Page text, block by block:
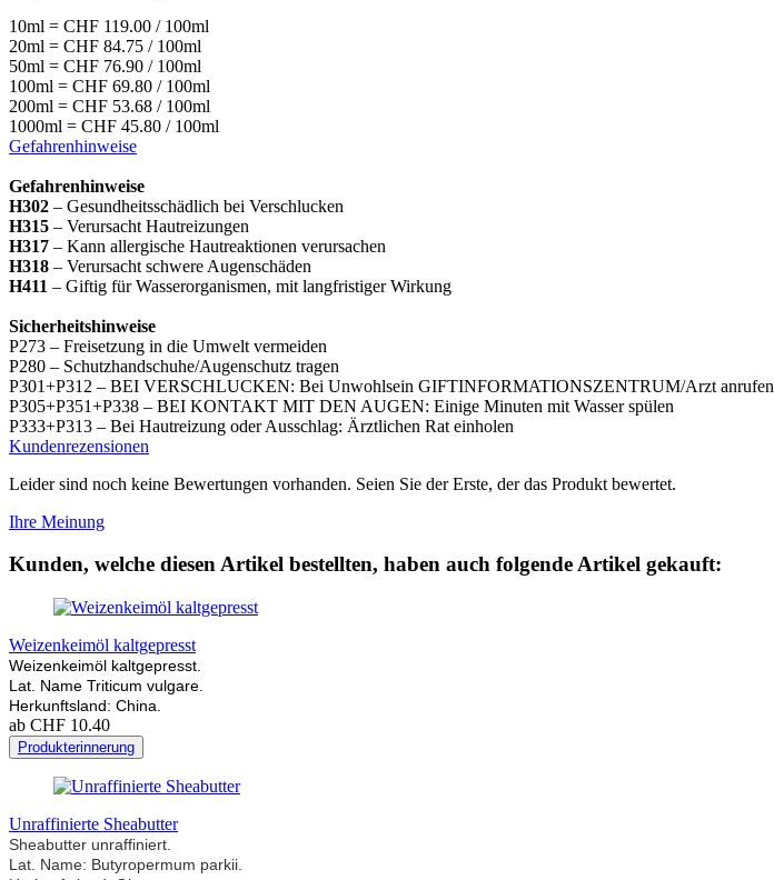
10ml = CHF 119.00 / 100ml
20ml = CHF 84.75 / 100ml
50ml = CHF 76.90 / 100ml
100ml = CHF 69.80 / 100ml
200ml = CHF 53.68 / 100ml
1000ml = CHF 45.80 / 100ml
Gefahrenhinweise
Gefahrenhinweise
H302 – Gesundheitsschädlich bei Verschlucken
H315 – Verursacht Hautreizungen
H317 – Kann allergische Hautreaktionen verursachen
H318 – Verursacht schwere Augenschäden
H411 – Giftig für Wasserorganismen, mit langfristiger Wirkung
Sicherheitshinweise
P273 – Freisetzung in die Umwelt vermeiden
P280 – Schutzhandschuhe/Augenschutz tragen
P301+P312 – BEI VERSCHLUCKEN: Bei Unwohlsein GIFTINFORMATIONSZENTRUM/Arzt anrufen
P305+P351+P338 – BEI KONTAKT MIT DEN AUGEN: Einige Minuten mit Wasser spülen
P333+P313 – Bei Hautreizung oder Ausschlag: Ärztlichen Rat einholen
Kundenrezensionen
Leider sind noch keine Bewertungen vorhanden. Seien Sie der Erste, der das Produkt bewertet.
Ihre Meinung
Kunden, welche diesen Artikel bestellten, haben auch folgende Artikel gekauft:
Weizenkeimöl kaltgepresst
Weizenkeimöl kaltgepresst.
Lat. Name Triticum vulgare.
Herkunftsland: China.
ab CHF 10.40
Produkterinnerung
Unraffinierte Sheabutter
Sheabutter unraffiniert.
Lat. Name: Butyropermum parkii.